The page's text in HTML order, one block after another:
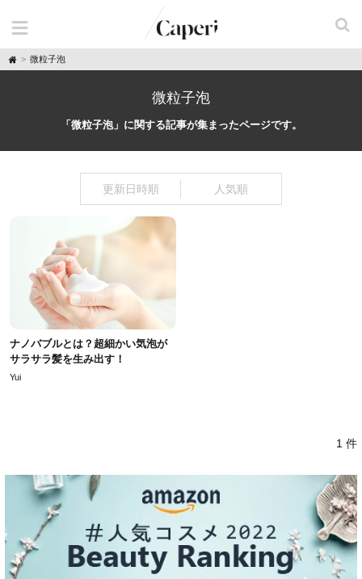
H
o
微粒子泡
微粒子泡
「微粒子泡」に関する記事が集まったページです。
更新日時順 人気順
ナノバブルとは？超細かい気泡が
サラサラ髪を生み出す！
Yui
1 件